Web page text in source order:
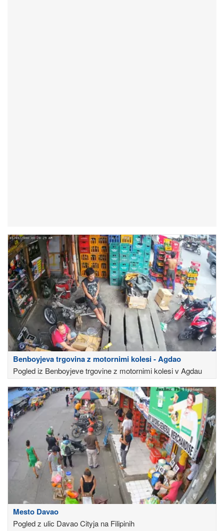
Benboyjeva trgovina z motornimi kolesi - Agdao
Pogled iz Benboyjeve trgovine z motornimi kolesi v Agdau
Mesto Davao
Pogled z ulic Davao Cityja na Filipinih